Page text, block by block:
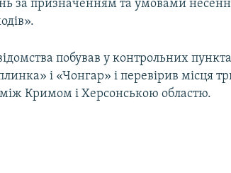
за призначенням та умовами
побував у контрольних
і «Чонгар» і перевірив місця
Кримом і Херсонською областю.